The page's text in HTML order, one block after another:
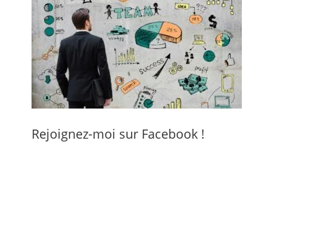
Rejoignez-moi sur Facebook !